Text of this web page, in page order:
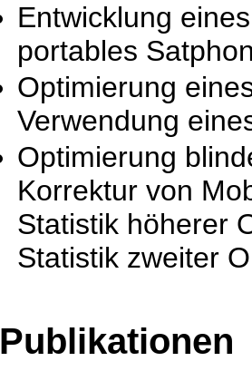
Entwicklung
portables
Optimierung
Verwendung
Optimierung
Korrektur von
Statistik höherer
Statistik zweiter
Publikationen